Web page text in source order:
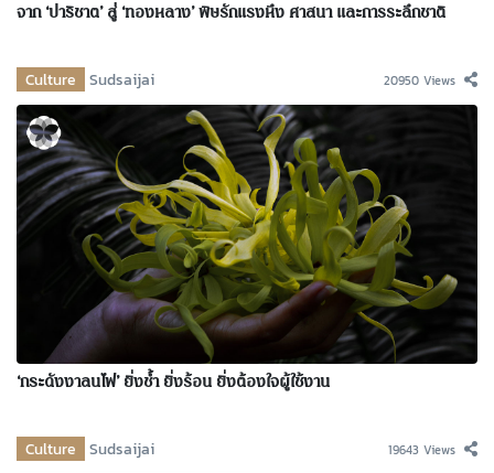
จาก ‘ปาริชาต’ สู่ ‘ทองหลาง’ พิษรักแรงหึง ศาสนา และการระลึกชาติ
Culture Sudsaijai 20950 Views
‘กระดังงาลนไฟ’ ยิ่งช้ำ ยิ่งร้อน ยิ่งต้องใจผู้ใช้งาน
Culture Sudsaijai 19643 Views